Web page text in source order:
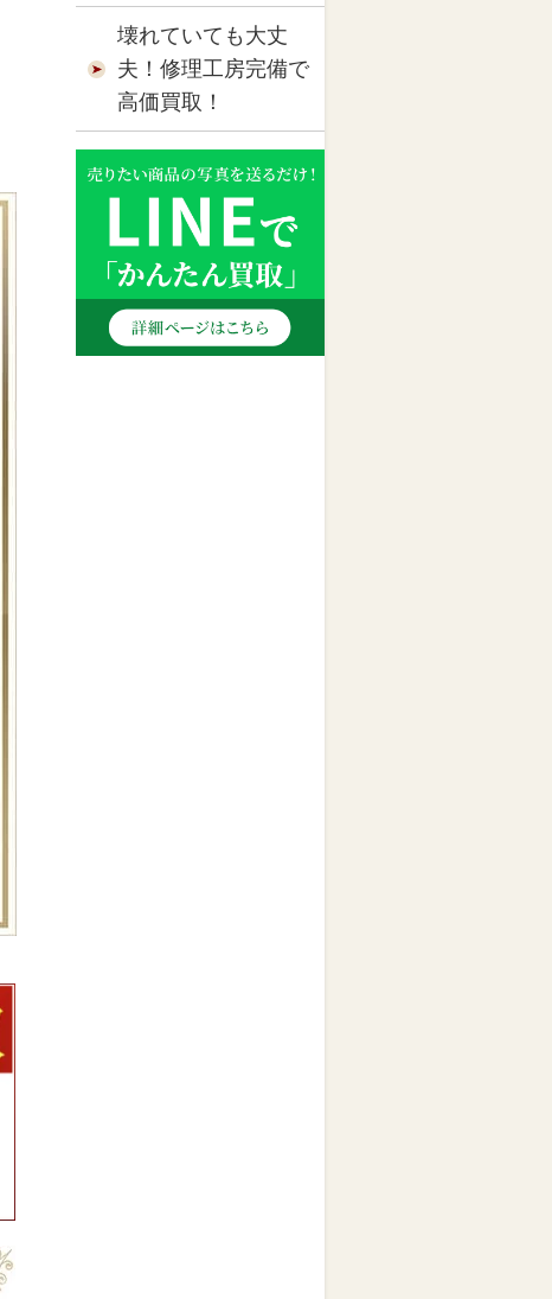
壊れていても大丈
夫！修理工房完備で
高価買取！